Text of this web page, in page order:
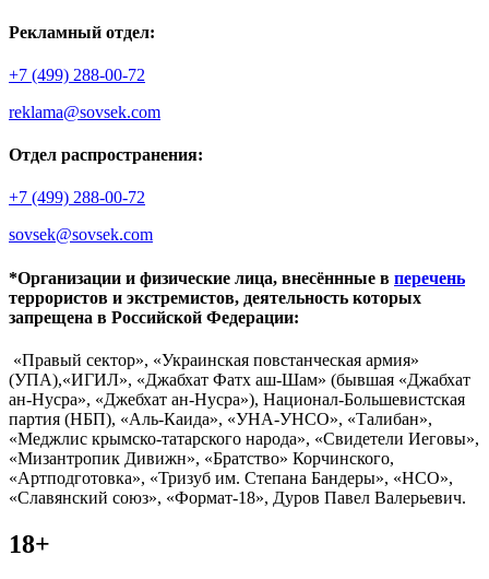
Рекламный отдел:
+7 (499) 288-00-72
reklama@sovsek.com
Отдел распространения:
+7 (499) 288-00-72
sovsek@sovsek.com
*Организации и физические лица, внесённные в перечень
террористов и экстремистов, деятельность которых
запрещена в Российской Федерации:
«Правый сектор», «Украинская повстанческая армия»
(УПА),«ИГИЛ», «Джабхат Фатх аш-Шам» (бывшая «Джабхат
ан-Нусра», «Джебхат ан-Нусра»), Национал-Большевистская
партия (НБП), «Аль-Каида», «УНА-УНСО», «Талибан»,
«Меджлис крымско-татарского народа», «Свидетели Иеговы»,
«Мизантропик Дивижн», «Братство» Корчинского,
«Артподготовка», «Тризуб им. Степана Бандеры», «НСО»,
«Славянский союз», «Формат-18», Дуров Павел Валерьевич.
18+